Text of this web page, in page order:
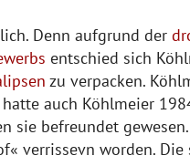
Denn aufgrund der
entschied sich
zu verpacken.
auch Köhlmeier
sie befreundet
verrissevn worden. Die